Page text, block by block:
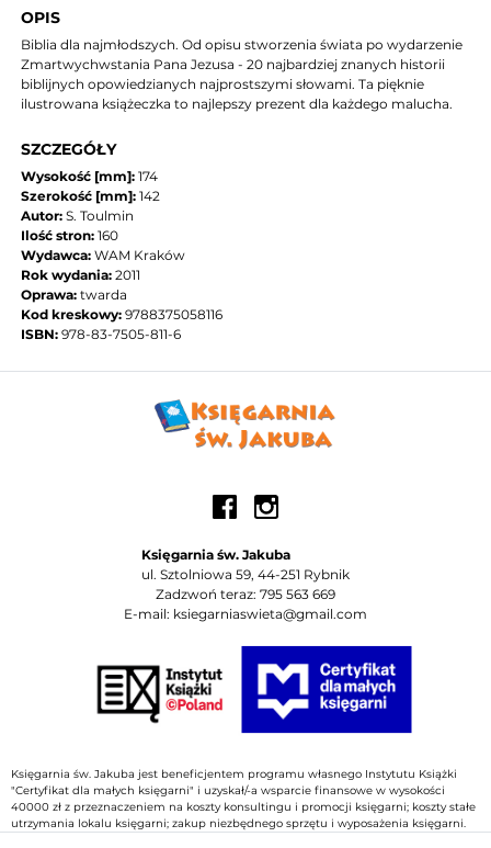
OPIS
Biblia dla najmłodszych. Od opisu stworzenia świata po wydarzenie
Zmartwychwstania Pana Jezusa - 20 najbardziej znanych historii
biblijnych opowiedzianych najprostszymi słowami. Ta pięknie
ilustrowana książeczka to najlepszy prezent dla każdego malucha.
SZCZEGÓŁY
Wysokość [mm]: 174
Szerokość [mm]: 142
Autor: S. Toulmin
Ilość stron: 160
Wydawca: WAM Kraków
Rok wydania: 2011
Oprawa: twarda
Kod kreskowy: 9788375058116
ISBN: 978-83-7505-811-6
Księgarnia św. Jakuba
ul. Sztolniowa 59, 44-251 Rybnik
Zadzwoń teraz: 795 563 669
E-mail: ksiegarniaswieta@gmail.com
Księgarnia św. Jakuba jest beneficjentem programu własnego Instytutu Książki
"Certyfikat dla małych księgarni" i uzyskał/-a wsparcie finansowe w wysokości
40000 zł z przeznaczeniem na koszty konsultingu i promocji księgarni; koszty stałe
utrzymania lokalu księgarni; zakup niezbędnego sprzętu i wyposażenia księgarni.